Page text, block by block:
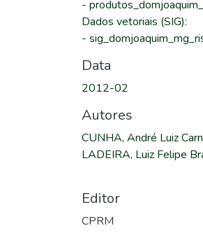
-
Dados vetoriais (SIG):
-
Data
2012-02
Autores
CUNHA, André Luiz
LADEIRA, Luiz Felipe
Editor
CPRM